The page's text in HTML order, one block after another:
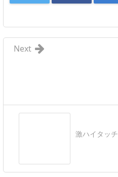
Next
激ハイタッチ